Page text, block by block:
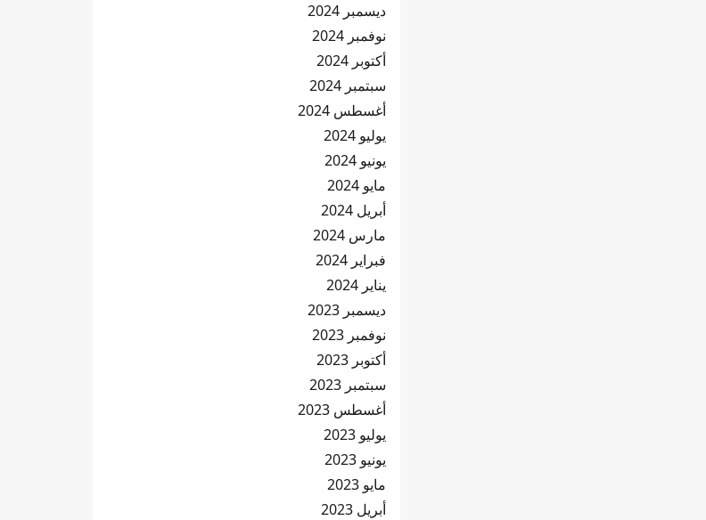
ديسمبر 2024
نوفمبر 2024
أكتوبر 2024
سبتمبر 2024
أغسطس 2024
يوليو 2024
يونيو 2024
مايو 2024
أبريل 2024
مارس 2024
فبراير 2024
يناير 2024
ديسمبر 2023
نوفمبر 2023
أكتوبر 2023
سبتمبر 2023
أغسطس 2023
يوليو 2023
يونيو 2023
مايو 2023
أبريل 2023